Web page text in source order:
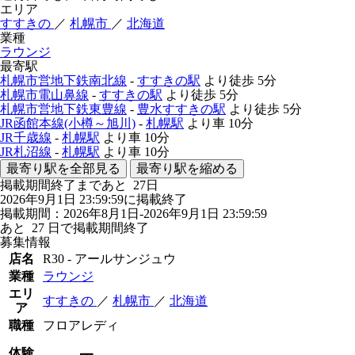
エリア
すすきの ／ 札幌市 ／ 北海道
業種
ラウンジ
最寄駅
札幌市営地下鉄南北線 - すすきの駅 より徒歩 5分
札幌市電山鼻線 - すすきの駅 より徒歩 5分
札幌市営地下鉄東豊線 - 豊水すすきの駅 より徒歩 5分
JR函館本線(小樽～旭川) - 札幌駅 より車 10分
JR千歳線 - 札幌駅 より車 10分
JR札沼線 - 札幌駅 より車 10分
最寄り駅を全部見る
最寄り駅を縮める
掲載期間終了まであと 27日
2026年9月1日 23:59:59に掲載終了
掲載期間：2026年8月1日-2026年9月1日 23:59:59
あと 27 日で掲載期間終了
募集情報
店名
R30 - アールサンジュウ
業種
ラウンジ
エリ
ア
すすきの ／ 札幌市 ／ 北海道
職種
フロアレディ